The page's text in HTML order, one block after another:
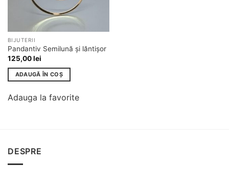
BIJUTERII
Pandantiv Semilună și lăntișor
125,00lei
ADAUGĂ ÎN COȘ
Adauga la favorite
DESPRE